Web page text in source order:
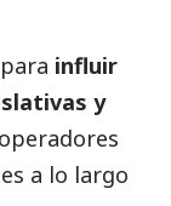
influir
y
a lo largo